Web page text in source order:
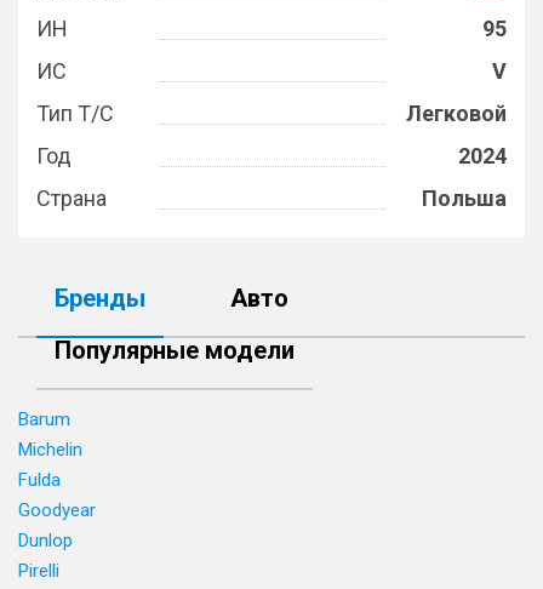
ИН
95
ИС
V
Тип Т/С
Легковой
Год
2024
Страна
Польша
Бренды
Авто
Популярные модели
Barum
Michelin
Fulda
Goodyear
Dunlop
Pirelli